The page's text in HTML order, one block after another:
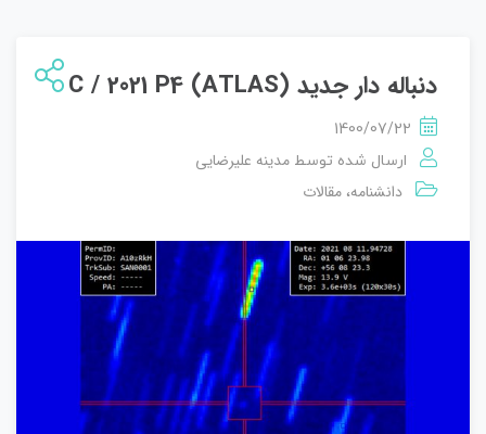
دنباله دار جدید C / 2021 P4 (ATLAS)
1400/07/22
ارسال شده توسط مدینه علیرضایی
دانشنامه، مقالات